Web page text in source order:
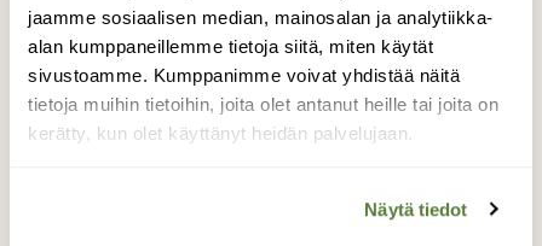
jaamme sosiaalisen median, mainosalan ja analytiikka-
alan kumppaneillemme tietoja siitä, miten käytät
sivustoamme. Kumppanimme voivat yhdistää näitä
tietoja muihin tietoihin, joita olet antanut heille tai joita on
kerätty, kun olet käyttänyt heidän palvelujaan.
Näytä tiedot
Tänään oli pakkasyön jälkeen vipinää
lintulaudalla. Parvi urpiaisia viipyi laudalla
hyvän tovin ja pääsin ottamaan niistä kuvia
verhon raosta. Näitä on ilmestynyt
pihapiiriin, kun olen laittanut tarjolle